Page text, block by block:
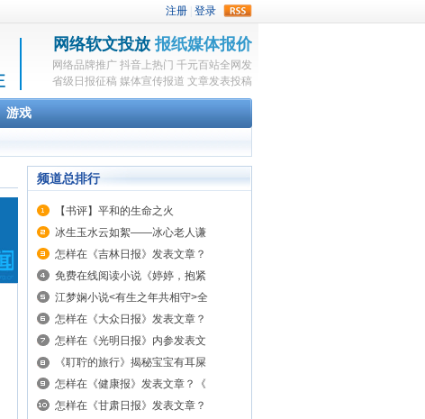
网络软文投放 报纸媒体报价
网络品牌推广 抖音上热门 千元百站全网发
省级日报征稿 媒体宣传报道 文章发表投稿
游戏
频道总排行
【书评】平和的生命之火
冰生玉水云如絮——冰心老人谦
怎样在《吉林日报》发表文章？
免费在线阅读小说《婷婷，抱紧
江梦娴小说<有生之年共相守>全
怎样在《大众日报》发表文章？
怎样在《光明日报》内参发表文
《耵聍的旅行》揭秘宝宝有耳屎
怎样在《健康报》发表文章？《
怎样在《甘肃日报》发表文章？